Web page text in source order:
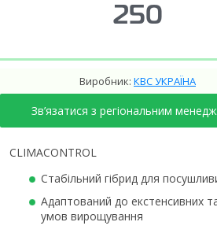
250
Виробник: КВС УКРАЇНА
Зв’язатися з регіональним
CLIMACONTROL
Стабільний гібрид для
Адаптований до екстенсивних
умов вирощування